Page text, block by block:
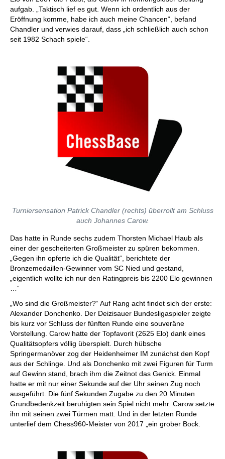
aufgab. „Taktisch lief es gut. Wenn ich ordentlich aus der
Eröffnung komme, habe ich auch meine Chancen“, befand
Chandler und verwies darauf, dass „ich schließlich auch schon
seit 1982 Schach spiele“.
Turniersensation Patrick Chandler (rechts) überrollt am Schluss
auch Johannes Carow.
Das hatte in Runde sechs zudem Thorsten Michael Haub als
einer der gescheiterten Großmeister zu spüren bekommen.
„Gegen ihn opferte ich die Qualität“, berichtete der
Bronzemedaillen-Gewinner vom SC Nied und gestand,
„eigentlich wollte ich nur den Ratingpreis bis 2200 Elo gewinnen
…“
„Wo sind die Großmeister?“ Auf Rang acht findet sich der erste:
Alexander Donchenko. Der Deizisauer Bundesligaspieler zeigte
bis kurz vor Schluss der fünften Runde eine souveräne
Vorstellung. Carow hatte der Topfavorit (2625 Elo) dank eines
Qualitätsopfers völlig überspielt. Durch hübsche
Springermanöver zog der Heidenheimer IM zunächst den Kopf
aus der Schlinge. Und als Donchenko mit zwei Figuren für Turm
auf Gewinn stand, brach ihm die Zeitnot das Genick. Einmal
hatte er mit nur einer Sekunde auf der Uhr seinen Zug noch
ausgeführt. Die fünf Sekunden Zugabe zu den 20 Minuten
Grundbedenkzeit beruhigten sein Spiel nicht mehr. Carow setzte
ihn mit seinen zwei Türmen matt. Und in der letzten Runde
unterlief dem Chess960-Meister von 2017 „ein grober Bock.